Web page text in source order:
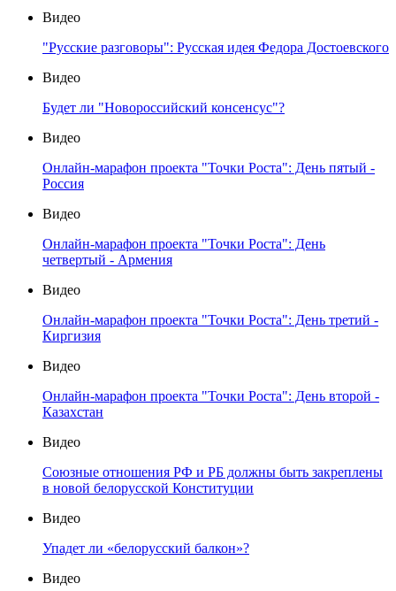
Видео
"Русские разговоры": Русская идея Федора Достоевского
Видео
Будет ли "Новороссийский консенсус"?
Видео
Онлайн-марафон проекта "Точки Роста": День пятый -
Россия
Видео
Онлайн-марафон проекта "Точки Роста": День
четвертый - Армения
Видео
Онлайн-марафон проекта "Точки Роста": День третий -
Киргизия
Видео
Онлайн-марафон проекта "Точки Роста": День второй -
Казахстан
Видео
Союзные отношения РФ и РБ должны быть закреплены
в новой белорусской Конституции
Видео
Упадет ли «белорусский балкон»?
Видео